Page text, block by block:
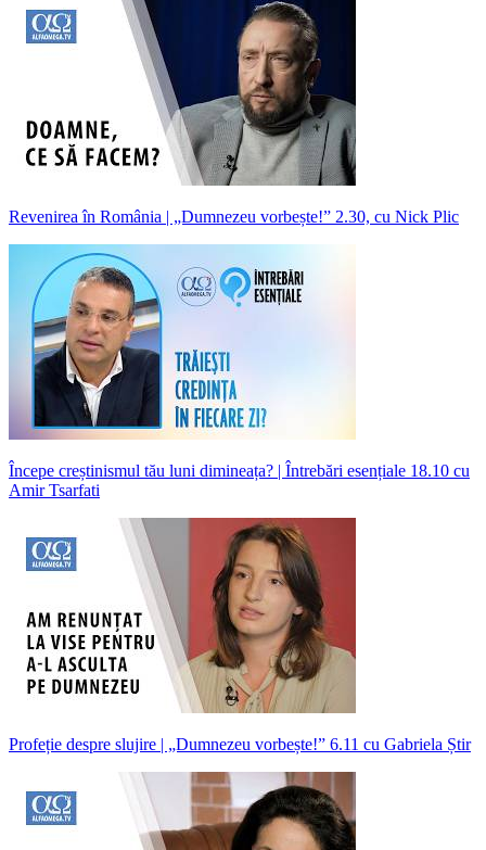
Revenirea în România | „Dumnezeu vorbește!” 2.30, cu Nick Plic
Începe creștinismul tău luni dimineața? | Întrebări esențiale 18.10 cu
Amir Tsarfati
Profeție despre slujire | „Dumnezeu vorbește!” 6.11 cu Gabriela Știr